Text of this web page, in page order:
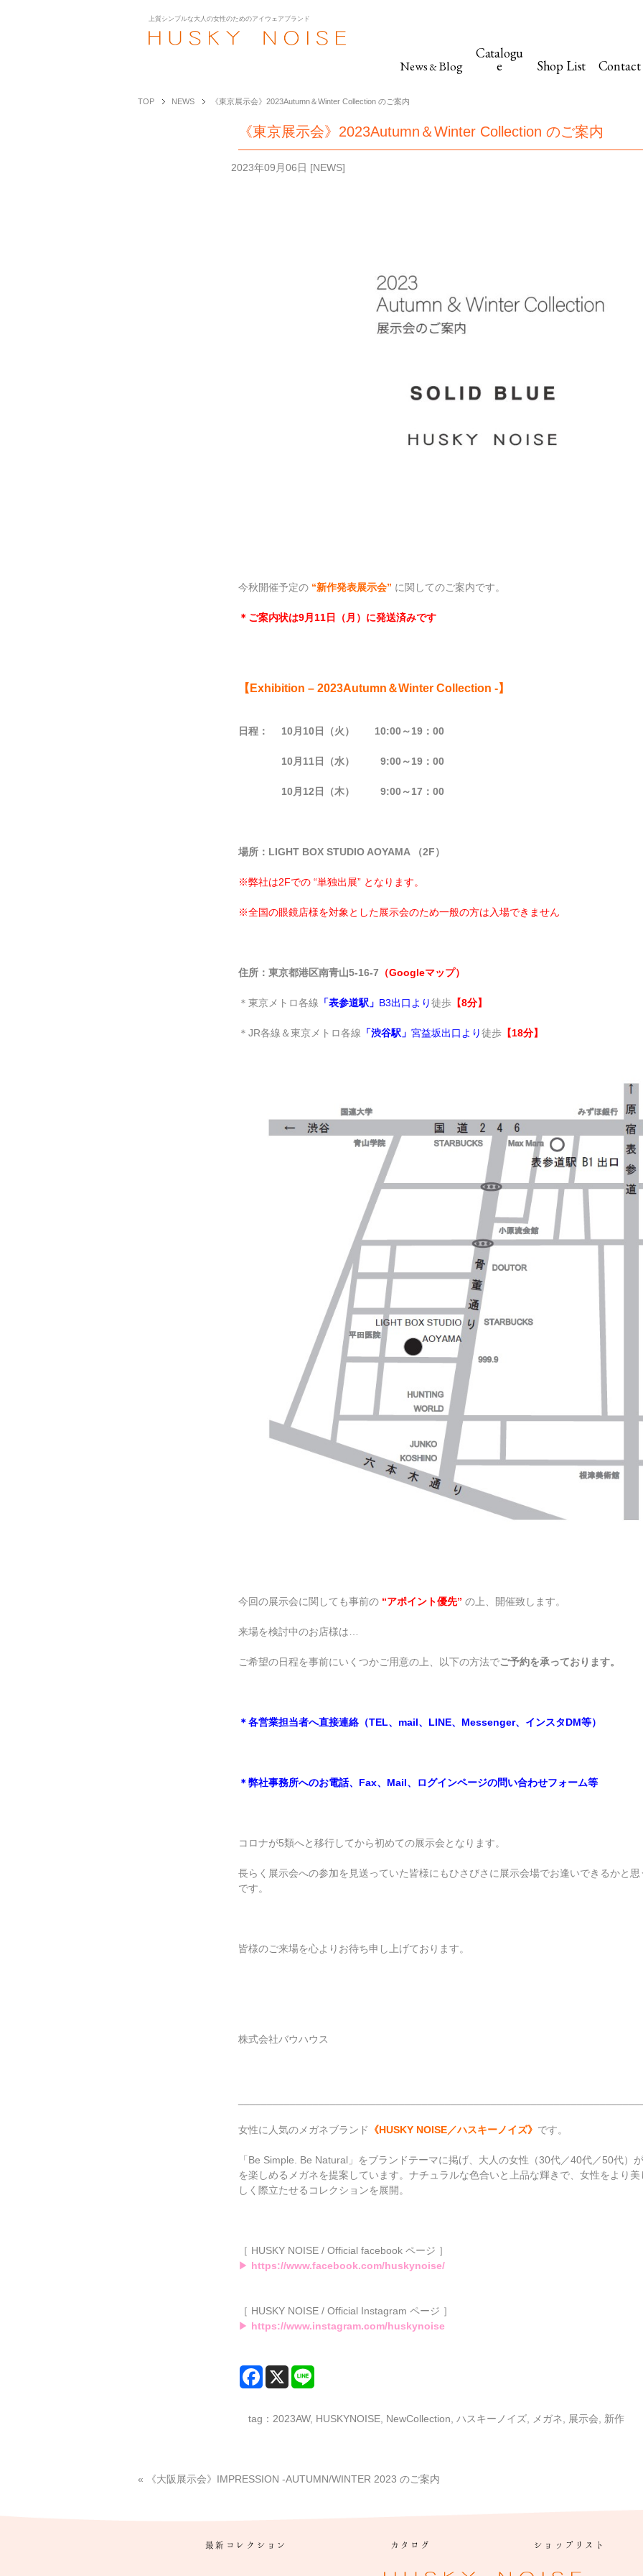
上質シンプルな大人の女性のためのアイウェアブランド
News &Blog
Catalogu
e Shop List Contact
TOP NEWS 《東京展示会》2023Autumn＆Winter Collection のご案内
《東京展示会》2023Autumn＆Winter Collection のご案内
2023年09月06日 [NEWS]
今秋開催予定の “新作発表展示会” に関してのご案内です。
＊ご案内状は9月11日（月）に発送済みです
【Exhibition – 2023Autumn＆Winter Collection -】
日程： 10月10日（火） 10:00～19：00
10月11日（水） 9:00～19：00
10月12日（木） 9:00～17：00
場所：LIGHT BOX STUDIO AOYAMA （2F）
※弊社は2Fでの “単独出展” となります。
※全国の眼鏡店様を対象とした展示会のため一般の方は入場できません
住所： 東京都港区南青山5-16-7 （Googleマップ）
＊東京メトロ各線 「表参道駅」 B3出口より徒歩 【8分】
＊JR各線＆東京メトロ各線 「渋谷駅」 宮益坂出口より徒歩 【18分】
今回の展示会に関しても事前の “アポイント優先” の上、開催致します。
来場を検討中のお店様は…
ご希望の日程を事前にいくつかご用意の上、以下の方法でご予約を承っております。
＊各営業担当者へ直接連絡（TEL、mail、LINE、Messenger、インスタDM等）
＊弊社事務所へのお電話、Fax、Mail、ログインページの問い合わせフォーム等
コロナが5類へと移行してから初めての展示会となります。
長らく展示会への参加を見送っていた皆様にもひさびさに展示会場でお逢いできるかと
です。
皆様のご来場を心よりお待ち申し上げております。
株式会社バウハウス
女性に人気のメガネブランド 《HUSKY NOISE／ハスキーノイズ》 です。
「Be Simple. Be Natural」をブランドテーマに掲げ、大人の女性（30代／40代／50代）
を楽しめるメガネを提案しています。ナチュラルな色合いと上品な輝きで、女性をより
しく際立たせるコレクションを展開。
［ HUSKY NOISE / Official facebook ページ ］
▶ https://www.facebook.com/huskynoise/
［ HUSKY NOISE / Official Instagram ページ ］
▶ https://www.instagram.com/huskynoise
tag： 2023AW, HUSKYNOISE NewCollection ハスキーノイズ メガネ 展示会 新作
« 《大阪展示会》IMPRESSION -AUTUMN/WINTER 2023 のご案内
最新コレクション カタログ ショップリスト